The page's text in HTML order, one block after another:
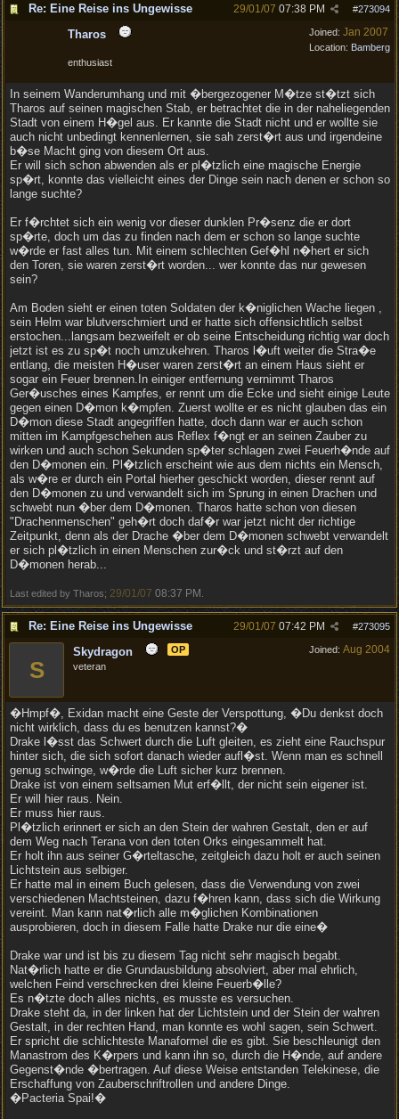
Re: Eine Reise ins Ungewisse #273094
29/01/07 07:38 PM
Joined: Jan 2007
Location: Bamberg
Tharos
enthusiast
In seinem Wanderumhang und mit �bergezogener M�tze st�tzt sich
Tharos auf seinen magischen Stab, er betrachtet die in der naheliegenden
Stadt von einem H�gel aus. Er kannte die Stadt nicht und er wollte sie
auch nicht unbedingt kennenlernen, sie sah zerst�rt aus und irgendeine
b�se Macht ging von diesem Ort aus.
Er will sich schon abwenden als er pl�tzlich eine magische Energie
sp�rt, konnte das vielleicht eines der Dinge sein nach denen er schon so
lange suchte?
Er f�rchtet sich ein wenig vor dieser dunklen Pr�senz die er dort
sp�rte, doch um das zu finden nach dem er schon so lange suchte
w�rde er fast alles tun. Mit einem schlechten Gef�hl n�hert er sich
den Toren, sie waren zerst�rt worden... wer konnte das nur gewesen
sein?
Am Boden sieht er einen toten Soldaten der k�niglichen Wache liegen ,
sein Helm war blutverschmiert und er hatte sich offensichtlich selbst
erstochen...langsam bezweifelt er ob seine Entscheidung richtig war doch
jetzt ist es zu sp�t noch umzukehren. Tharos l�uft weiter die Stra�e
entlang, die meisten H�user waren zerst�rt an einem Haus sieht er
sogar ein Feuer brennen.In einiger entfernung vernimmt Tharos
Ger�usches eines Kampfes, er rennt um die Ecke und sieht einige Leute
gegen einen D�mon k�mpfen. Zuerst wollte er es nicht glauben das ein
D�mon diese Stadt angegriffen hatte, doch dann war er auch schon
mitten im Kampfgeschehen aus Reflex f�ngt er an seinen Zauber zu
wirken und auch schon Sekunden sp�ter schlagen zwei Feuerh�nde auf
den D�monen ein. Pl�tzlich erscheint wie aus dem nichts ein Mensch,
als w�re er durch ein Portal hierher geschickt worden, dieser rennt auf
den D�monen zu und verwandelt sich im Sprung in einen Drachen und
schwebt nun �ber dem D�monen. Tharos hatte schon von diesen
"Drachenmenschen" geh�rt doch daf�r war jetzt nicht der richtige
Zeitpunkt, denn als der Drache �ber dem D�monen schwebt verwandelt
er sich pl�tzlich in einen Menschen zur�ck und st�rzt auf den
D�monen herab...
Last edited by Tharos; 29/01/07 08:37 PM
Re: Eine Reise ins Ungewisse #273095
29/01/07 07:42 PM
Joined: Aug 2004
S
Skydragon
OP
veteran
�Hmpf�, Exidan macht eine Geste der Verspottung, �Du denkst doch
nicht wirklich, dass du es benutzen kannst?�
Drake l�sst das Schwert durch die Luft gleiten, es zieht eine Rauchspur
hinter sich, die sich sofort danach wieder aufl�st. Wenn man es schnell
genug schwinge, w�rde die Luft sicher kurz brennen.
Drake ist von einem seltsamen Mut erf�llt, der nicht sein eigener ist.
Er will hier raus. Nein.
Er muss hier raus.
Pl�tzlich erinnert er sich an den Stein der wahren Gestalt, den er auf
dem Weg nach Terana von den toten Orks eingesammelt hat.
Er holt ihn aus seiner G�rteltasche, zeitgleich dazu holt er auch seinen
Lichtstein aus selbiger.
Er hatte mal in einem Buch gelesen, dass die Verwendung von zwei
verschiedenen Machtsteinen, dazu f�hren kann, dass sich die Wirkung
vereint. Man kann nat�rlich alle m�glichen Kombinationen
ausprobieren, doch in diesem Falle hatte Drake nur die eine�
Drake war und ist bis zu diesem Tag nicht sehr magisch begabt.
Nat�rlich hatte er die Grundausbildung absolviert, aber mal ehrlich,
welchen Feind verschrecken drei kleine Feuerb�lle?
Es n�tzte doch alles nichts, es musste es versuchen.
Drake steht da, in der linken hat der Lichtstein und der Stein der wahren
Gestalt, in der rechten Hand, man konnte es wohl sagen, sein Schwert.
Er spricht die schlichteste Manaformel die es gibt. Sie beschleunigt den
Manastrom des K�rpers und kann ihn so, durch die H�nde, auf andere
Gegenst�nde �bertragen. Auf diese Weise entstanden Telekinese, die
Erschaffung von Zauberschriftrollen und andere Dinge.
�Pacteria Spai!�